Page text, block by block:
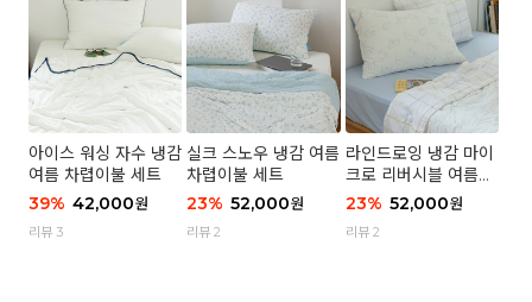
아이스 워싱 자수 냉감
여름 차렵이불 세트
39% 42,000원
리뷰 3
실크 스노우 냉감 여름
차렵이불 세트
23% 52,000원
리뷰 2
라인드로잉 냉감 마이
크로 리버시블 여름이
불 세트
23% 52,000원
리뷰 2